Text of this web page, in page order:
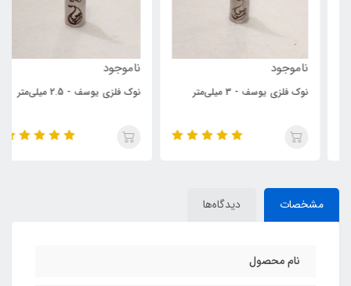
ناموجود
نوک فلزی یوسف - 3 میلی‌متر
ناموجود
نوک فلزی یوسف - 2.5 میلی‌متر
مشخصات دیدگاه‌ها
نام محصول